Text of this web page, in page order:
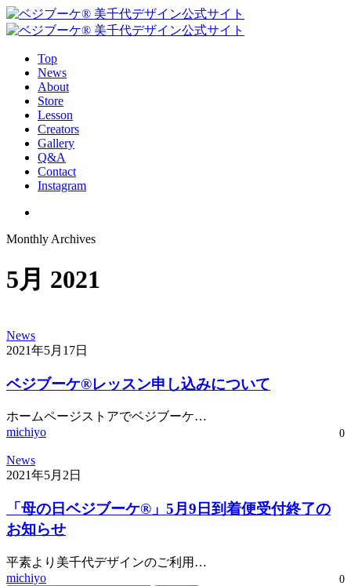
Top
News
About
Store
Lesson
Creators
Gallery
Q&A
Contact
Instagram
Monthly Archives
5月 2021
News
2021年5月17日
ベジブーケ®レッスン申し込みについて
ホームページストアでベジブーケ…
michiyo
0
News
2021年5月2日
「母の日ベジブーケ®」5月9日到着便受付終了の
お知らせ
平素より美千代デザインのご利用…
michiyo
0